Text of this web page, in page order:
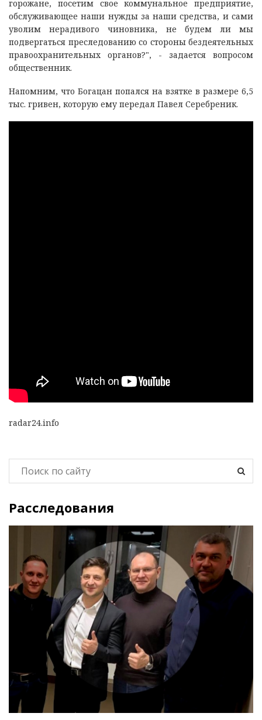
горожане, посетим свое коммунальное предприятие,
обслуживающее наши нужды за наши средства, и сами
уволим нерадивого чиновника, не будем ли мы
подвергаться преследованию со стороны бездеятельных
правоохранительных органов?", - задается вопросом
общественник.
Напомним, что Богацан попался на взятке в размере 6,5
тыс. гривен, которую ему передал Павел Серебреник.
radar24.info
Расследования